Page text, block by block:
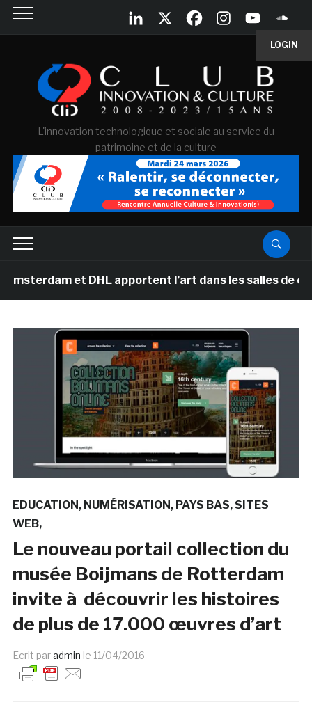
LOGIN
L'innovation technologique et sociale au service du
patrimoine et de la culture
et DHL apportent l’art dans les salles de classe
EDUCATION NUMÉRISATION PAYS BAS SITES
WEB
Le nouveau portail collection du
musée Boijmans de Rotterdam
invite à découvrir les histoires
de plus de 17.000 œuvres d’art
Ecrit paradmin le 11/04/2016